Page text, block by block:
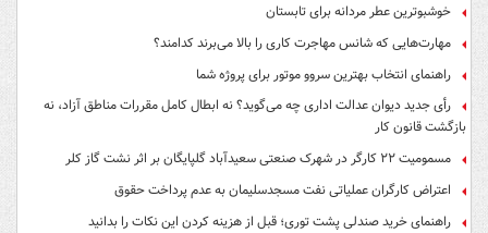
خوشبوترین عطر مردانه برای تابستان
مهارت‌هایی که شانس مهاجرت کاری را بالا می‌برند کدامند؟
راهنمای انتخاب بهترین سروو موتور برای پروژه شما
رأی جدید دیوان عدالت اداری چه می‌گوید؟ نه ابطال کامل مقررات مناطق آزاد، نه
بازگشت قانون کار
مسمومیت ۲۲ کارگر در شهرک صنعتی سعیدآباد گلپایگان بر اثر نشت گاز کلر
اعتراض کارگران عملیاتی نفت مسجدسلیمان به عدم پرداخت حقوق
راهنمای خرید صندلی پشت توری؛ قبل از هزینه کردن این نکات را بدانید